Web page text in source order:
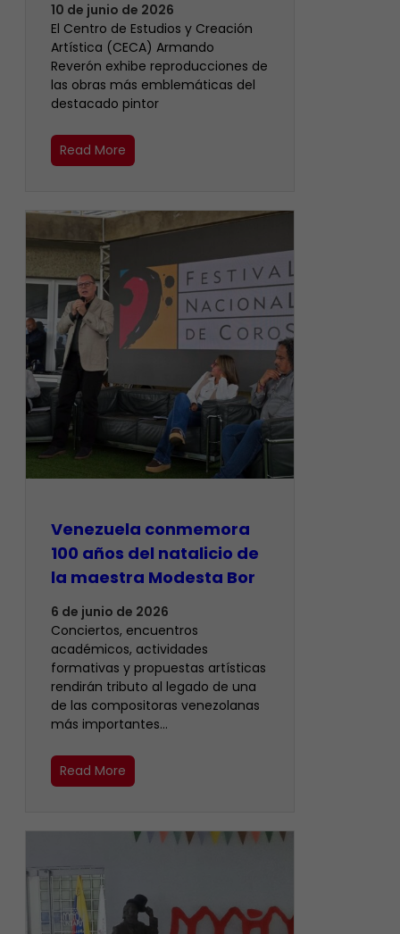
10 de junio de 2026
El Centro de Estudios y Creación
Artística (CECA) Armando
Reverón exhibe reproducciones de
las obras más emblemáticas del
destacado pintor
Read More
Venezuela conmemora
100 años del natalicio de
la maestra Modesta Bor
6 de junio de 2026
Conciertos, encuentros
académicos, actividades
formativas y propuestas artísticas
rendirán tributo al legado de una
de las compositoras venezolanas
más importantes…
Read More